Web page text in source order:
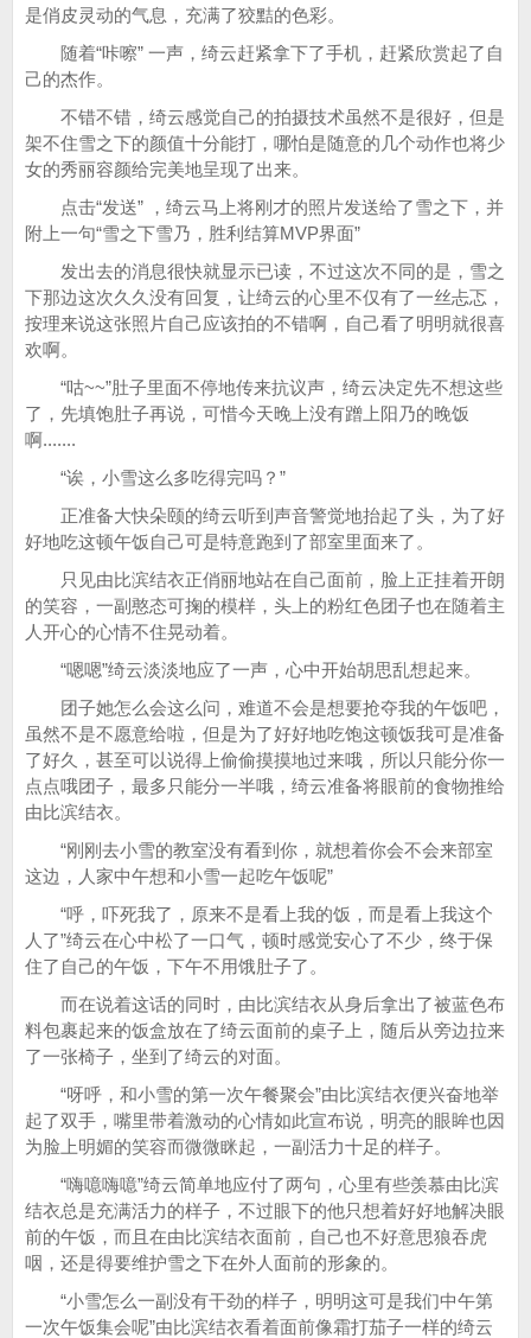
是俏皮灵动的气息，充满了狡黠的色彩。
随着“咔嚓” 一声，绮云赶紧拿下了手机，赶紧欣赏起了自
己的杰作。
不错不错，绮云感觉自己的拍摄技术虽然不是很好，但是
架不住雪之下的颜值十分能打，哪怕是随意的几个动作也将少
女的秀丽容颜给完美地呈现了出来。
点击“发送” ，绮云马上将刚才的照片发送给了雪之下，并
附上一句“雪之下雪乃，胜利结算MVP界面”
发出去的消息很快就显示已读，不过这次不同的是，雪之
下那边这次久久没有回复，让绮云的心里不仅有了一丝忐忑，
按理来说这张照片自己应该拍的不错啊，自己看了明明就很喜
欢啊。
“咕~~”肚子里面不停地传来抗议声，绮云决定先不想这些
了，先填饱肚子再说，可惜今天晚上没有蹭上阳乃的晚饭
啊.......
“诶，小雪这么多吃得完吗？”
正准备大快朵颐的绮云听到声音警觉地抬起了头，为了好
好地吃这顿午饭自己可是特意跑到了部室里面来了。
只见由比滨结衣正俏丽地站在自己面前，脸上正挂着开朗
的笑容，一副憨态可掬的模样，头上的粉红色团子也在随着主
人开心的心情不住晃动着。
“嗯嗯”绮云淡淡地应了一声，心中开始胡思乱想起来。
团子她怎么会这么问，难道不会是想要抢夺我的午饭吧，
虽然不是不愿意给啦，但是为了好好地吃饱这顿饭我可是准备
了好久，甚至可以说得上偷偷摸摸地过来哦，所以只能分你一
点点哦团子，最多只能分一半哦，绮云准备将眼前的食物推给
由比滨结衣。
“刚刚去小雪的教室没有看到你，就想着你会不会来部室
这边，人家中午想和小雪一起吃午饭呢”
“呼，吓死我了，原来不是看上我的饭，而是看上我这个
人了”绮云在心中松了一口气，顿时感觉安心了不少，终于保
住了自己的午饭，下午不用饿肚子了。
而在说着这话的同时，由比滨结衣从身后拿出了被蓝色布
料包裹起来的饭盒放在了绮云面前的桌子上，随后从旁边拉来
了一张椅子，坐到了绮云的对面。
“呀呼，和小雪的第一次午餐聚会”由比滨结衣便兴奋地举
起了双手，嘴里带着激动的心情如此宣布说，明亮的眼眸也因
为脸上明媚的笑容而微微眯起，一副活力十足的样子。
“嗨噫嗨噫”绮云简单地应付了两句，心里有些羡慕由比滨
结衣总是充满活力的样子，不过眼下的他只想着好好地解决眼
前的午饭，而且在由比滨结衣面前，自己也不好意思狼吞虎
咽，还是得要维护雪之下在外人面前的形象的。
“小雪怎么一副没有干劲的样子，明明这可是我们中午第
一次午饭集会呢”由比滨结衣看着面前像霜打茄子一样的绮云